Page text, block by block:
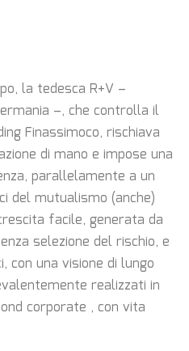
la tedesca R+V –
–, che controlla il
Finassimoco, rischiava
di mano e impose una
parallelamente a un
del mutualismo (anche)
facile, generata da
selezione del rischio, e
una visione di lungo
realizzati in
corporate , con vita